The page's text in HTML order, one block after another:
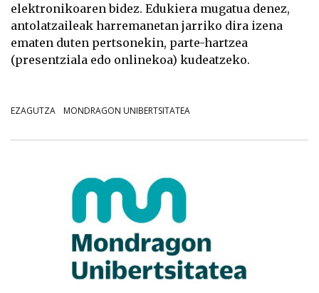
elektronikoaren bidez. Edukiera mugatua denez,
antolatzaileak harremanetan jarriko dira izena
ematen duten pertsonekin, parte-hartzea
(presentziala edo onlinekoa) kudeatzeko.
EZAGUTZA MONDRAGON UNIBERTSITATEA